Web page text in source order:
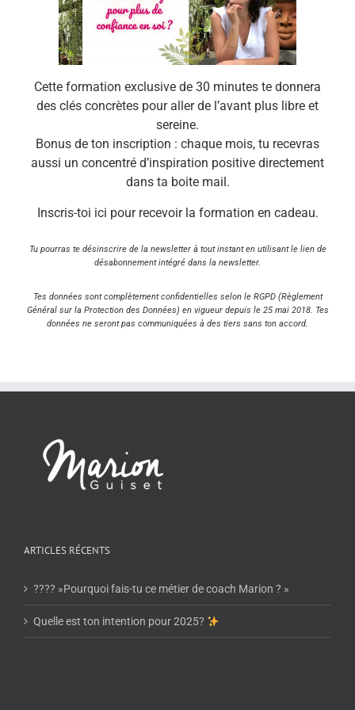
Cette formation exclusive de 30 minutes te donnera
des clés concrètes pour aller de l’avant plus libre et
sereine.
Bonus de ton inscription : chaque mois, tu recevras
aussi un concentré d’inspiration positive directement
dans ta boite mail.
Inscris-toi ici pour recevoir la formation en cadeau.
Tu pourras te désinscrire de la newsletter à tout instant en utilisant le lien de
désabonnement intégré dans la newsletter.
Tes données sont complètement confidentielles selon le RGPD (Règlement
Général sur la Protection des Données) en vigueur depuis le 25 mai 2018. Tes
données ne seront pas communiquées à des tiers sans ton accord.
ARTICLES RÉCENTS
???? »Pourquoi fais-tu ce métier de coach Marion ? »
Quelle est ton intention pour 2025?